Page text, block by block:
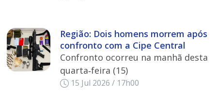
Região: Dois homens morrem após
confronto com a Cipe Central
Confronto ocorreu na manhã desta
quarta‑feira (15)
15 Jul 2026 / 17h00